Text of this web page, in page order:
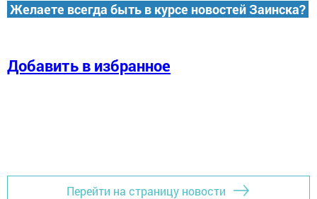
Желаете всегда быть в курсе новостей Заинска?
Добавить в избранное
Перейти на страницу новости